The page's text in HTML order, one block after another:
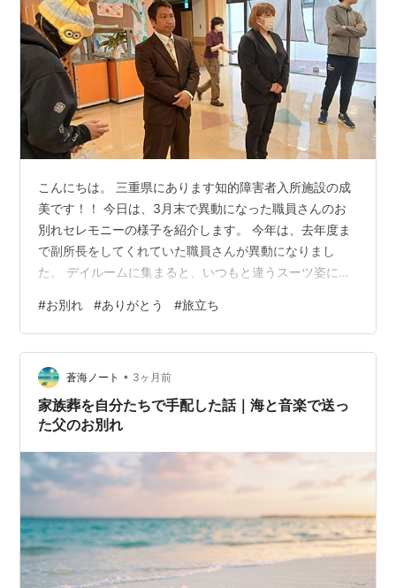
こんにちは。 三重県にあります知的障害者入所施設の成
美です！！ 今日は、3月末で異動になった職員さんのお
別れセレモニーの様子を紹介します。 今年は、去年度ま
で副所長をしてくれていた職員さんが異動になりまし
た。 デイルームに集まると、いつもと違うスーツ姿に皆
つもと違うね、と不思議そうな方、いつも通り過ごして
いる方と皆それぞれですが興味津々。 所長からの挨拶と
紹介で異動の報告。 今まで一緒に過ごしていた職員さん
がいなくなるというお話と、いつも笑顔だった職員さん
の真剣な顔に皆どことなく落ち着かない様子… 用意した
お花を職員さんと一緒にプレゼント💐 …
#お別れ #ありがとう #旅立ち
蒼海ノート • 3ヶ月前
家族葬を自分たちで手配した話｜海と音楽で送っ
た父のお別れ